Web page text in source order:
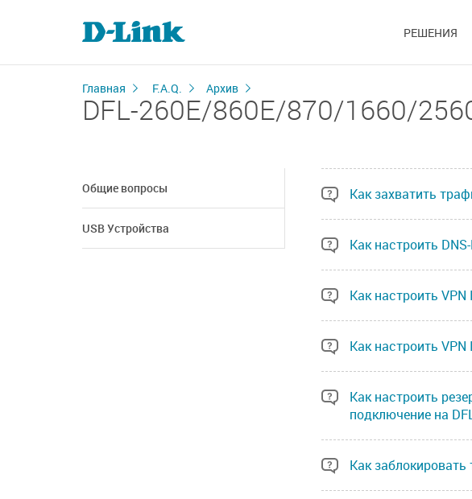
РЕШЕНИЯ
Главная F.A.Q. Архив
DFL-260E/860E/870/1660/
Общие вопросы
USB Устройства
Как захватить
Как настроить
Как настроить
Как настроить
Как настроить
подключение на
Как